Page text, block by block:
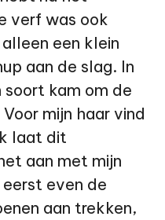
verf was ook
een klein
aan de slag. In
kam om de
mijn haar vind
laat dit
aan met mijn
even de
aan trekken,